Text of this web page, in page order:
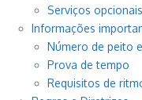
Serviços opcionais
Informações
Número de peito
Prova de tempo
Requisitos de